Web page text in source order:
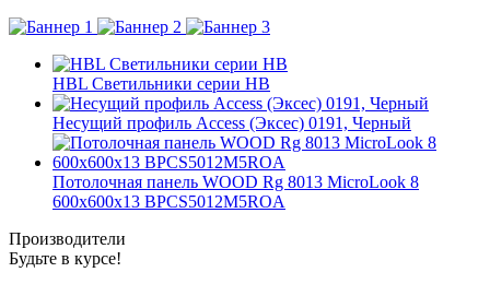
HBL Светильники серии НВ
Несущий профиль Access (Эксес) 0191, Черный
Потолочная панель WOOD Rg 8013 MicroLook 8
600x600x13 BPCS5012M5ROA
Производители
Будьте в курсе!